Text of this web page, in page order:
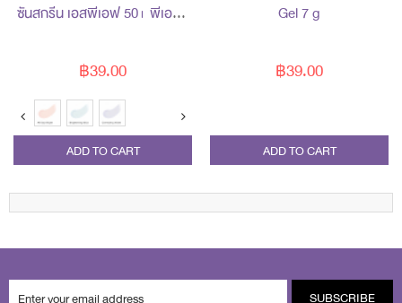
ซันสกรีน เอสพีเอฟ 50+ พีเอ++
฿39.00
ADD TO CART
Gel 7 g
฿39.00
ADD TO CART
SUBSCRIBE